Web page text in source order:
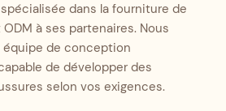
dans la fourniture de
à ses partenaires. Nous
équipe de conception
de développer des
selon vos exigences.